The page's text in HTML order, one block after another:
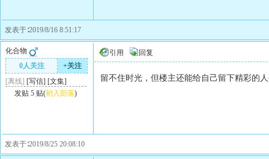
发表于∶2019/8/16 8:51:17
化合物
0人关注
+关注
[离线] [写信] [文集]
发贴 5 贴(初入部落)
引用 回复
留不住时光，但楼主还能给自己留下精彩的
发表于∶2019/8/25 20:08:10